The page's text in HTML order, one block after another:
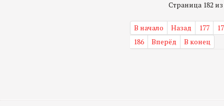
Страница 182 из
В начало Назад 177
186
Вперёд В конец